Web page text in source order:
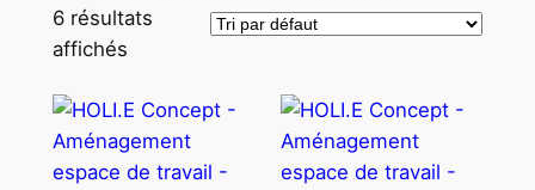
6 résultats
affichés